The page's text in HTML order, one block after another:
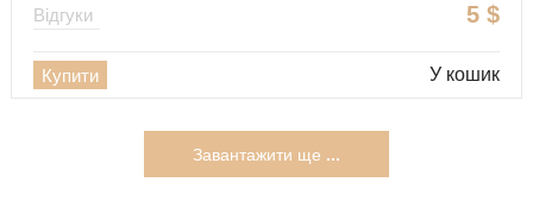
5 $
Відгуки
Купити У кошик
Завантажити ще ...